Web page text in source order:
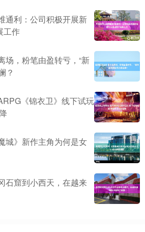
通利：公司积极开展新
工作
场，粉笔由盈转亏，“新
？
《锦衣卫》线下试玩
城》新作主角为何是女
石窟到小西天，在越来